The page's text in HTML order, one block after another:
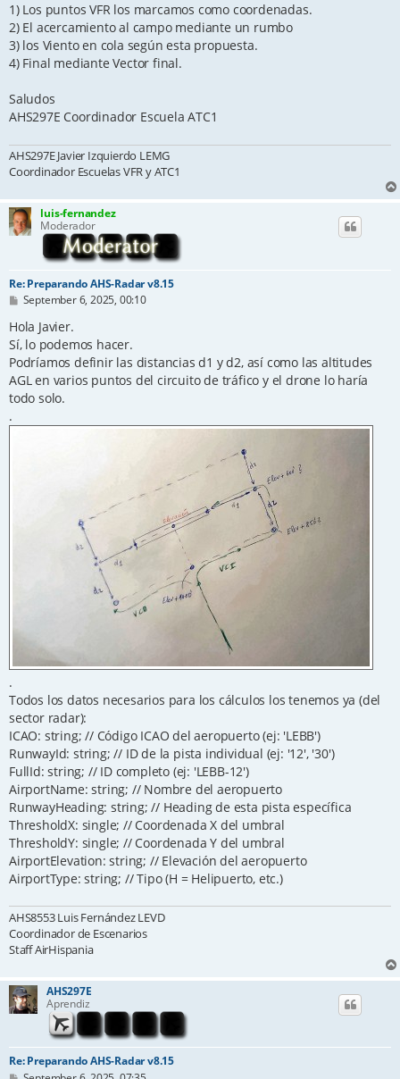
1) Los puntos VFR los marcamos como coordenadas.
2) El acercamiento al campo mediante un rumbo
3) los Viento en cola según esta propuesta.
4) Final mediante Vector final.
Saludos
AHS297E Coordinador Escuela ATC1
AHS297E Javier Izquierdo LEMG
Coordinador Escuelas VFR y ATC1
luis-fernandez
Moderador
Re: Preparando AHS-Radar v8.15
P
s
t
September 6, 2025, 00:10
Hola Javier.
Sí, lo podemos hacer.
Podríamos definir las distancias d1 y d2, así como las altitudes
AGL en varios puntos del circuito de tráfico y el drone lo haría
todo solo.
.
.
Todos los datos necesarios para los cálculos los tenemos ya (del
sector radar):
ICAO: string; // Código ICAO del aeropuerto (ej: 'LEBB')
RunwayId: string; // ID de la pista individual (ej: '12', '30')
FullId: string; // ID completo (ej: 'LEBB-12')
AirportName: string; // Nombre del aeropuerto
RunwayHeading: string; // Heading de esta pista específica
ThresholdX: single; // Coordenada X del umbral
ThresholdY: single; // Coordenada Y del umbral
AirportElevation: string; // Elevación del aeropuerto
AirportType: string; // Tipo (H = Helipuerto, etc.)
AHS8553 Luis Fernández LEVD
Coordinador de Escenarios
Staff AirHispania
AHS297E
Aprendiz
Re: Preparando AHS-Radar v8.15